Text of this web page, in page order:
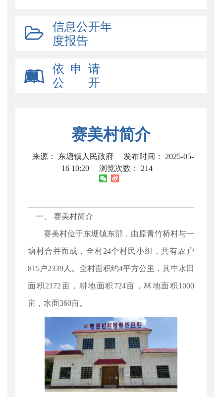
信息公开年
度报告
依 申 请
公 开
赛美村简介
来源： 东塘镇人民政府
发布时间： 2025-05-
16 10:20
浏览次数： 214
一、 赛美村简介
赛美村位于东塘镇东部，由原青竹桥村与一
塘村合并而成，全村24个村民小组，共有农户
815户2339人。全村面积约4平方公里，其中水田
面积2172亩，耕地面积724亩，林地面积1000
亩，水面360亩。